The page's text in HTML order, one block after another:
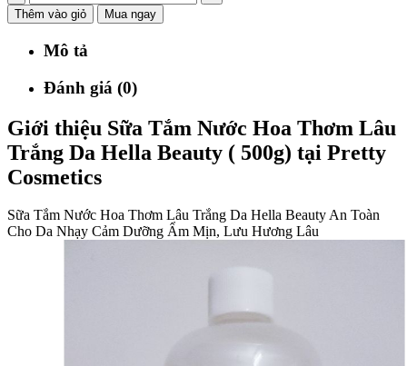
Thêm vào giỏ
Mua ngay
Mô tả
Đánh giá (0)
Giới thiệu Sữa Tắm Nước Hoa Thơm Lâu
Trắng Da Hella Beauty ( 500g) tại Pretty
Cosmetics
Sữa Tắm Nước Hoa Thơm Lâu Trắng Da Hella Beauty An Toàn
Cho Da Nhạy Cảm Dưỡng Ẩm Mịn, Lưu Hương Lâu